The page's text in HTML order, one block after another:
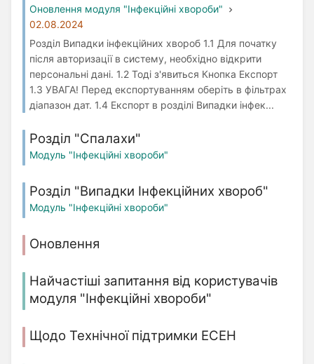
Оновлення модуля "Інфекційні хвороби"
02.08.2024
Розділ Випадки інфекційних хвороб 1.1 Для початку
після авторизації в систему, необхідно відкрити
персональні дані. 1.2 Тоді з'явиться Кнопка Експорт
1.3 УВАГА! Перед експортуванням оберіть в фільтрах
діапазон дат. 1.4 Експорт в розділі Випадки інфек...
Розділ "Спалахи"
Модуль "Інфекційні хвороби"
Розділ "Випадки Інфекційних хвороб"
Модуль "Інфекційні хвороби"
Оновлення
Найчастіші запитання від користувачів
модуля "Інфекційні хвороби"
Щодо Технічної підтримки ЕСЕН